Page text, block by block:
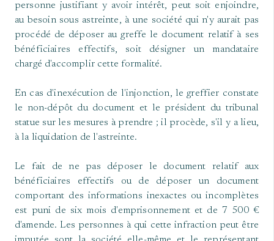
personne justifiant y avoir intérêt, peut soit enjoindre,
au besoin sous astreinte, à une société qui n'y aurait pas
procédé de déposer au greffe le document relatif à ses
bénéficiaires effectifs, soit désigner un mandataire
chargé d'accomplir cette formalité.
En cas d'inexécution de l'injonction, le greffier constate
le non-dépôt du document et le président du tribunal
statue sur les mesures à prendre ; il procède, s'il y a lieu,
à la liquidation de l'astreinte.
Le fait de ne pas déposer le document relatif aux
bénéficiaires effectifs ou de déposer un document
comportant des informations inexactes ou incomplètes
est puni de six mois d'emprisonnement et de 7 500 €
d'amende. Les personnes à qui cette infraction peut être